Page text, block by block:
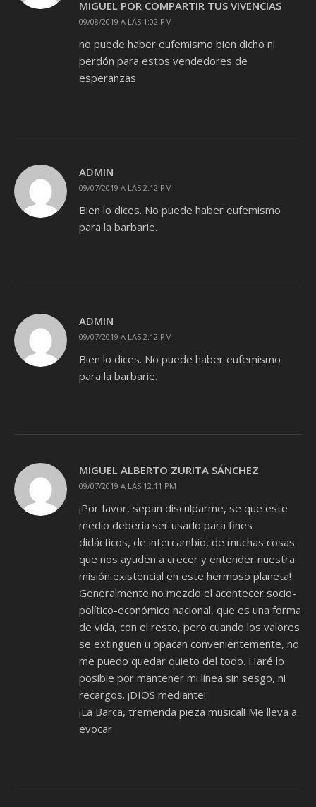
MIGUEL POR COMPARTIR TUS VIVENCIAS
09/08/2019 A LAS 1:02 PM
no puede haber eufemismo bien dicho ni
perdón para estos vendedores de
esperanzas
ADMIN
09/07/2019 A LAS 2:12 PM
Bien lo dices. No puede haber eufemismo
para la barbarie.
ADMIN
09/07/2019 A LAS 2:12 PM
Bien lo dices. No puede haber eufemismo
para la barbarie.
MIGUEL ALBERTO ZURITA SÁNCHEZ
09/07/2019 A LAS 12:11 PM
¡Por favor, sepan disculparme, se que este
medio debería ser usado para fines
didácticos, de intercambio, de muchas cosas
que nos ayuden a crecer y entender nuestra
misión existencial en este hermoso planeta!
Generalmente no mezclo el acontecer socio-
político-económico nacional, que es una forma
de vida, con el resto, pero cuando los valores
se extinguen u opacan convenientemente, no
me puedo quedar quieto del todo. Haré lo
posible por mantener mi línea sin sesgo, ni
recargos. ¡DIOS mediante!
¡La Barca, tremenda pieza musical! Me lleva a
evocar